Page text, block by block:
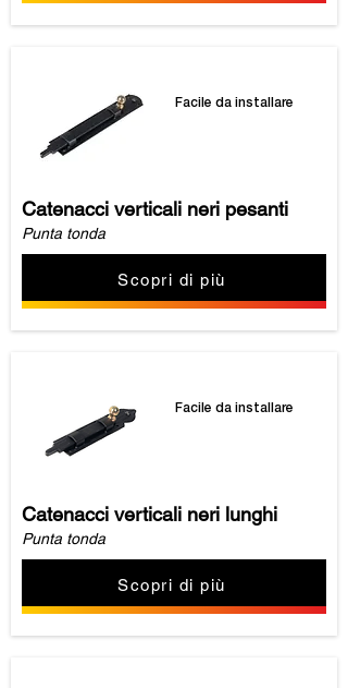
Facile da installare
Catenacci verticali neri pesanti
Punta tonda
Scopri di più
Facile da installare
Catenacci verticali neri lunghi
Punta tonda
Scopri di più